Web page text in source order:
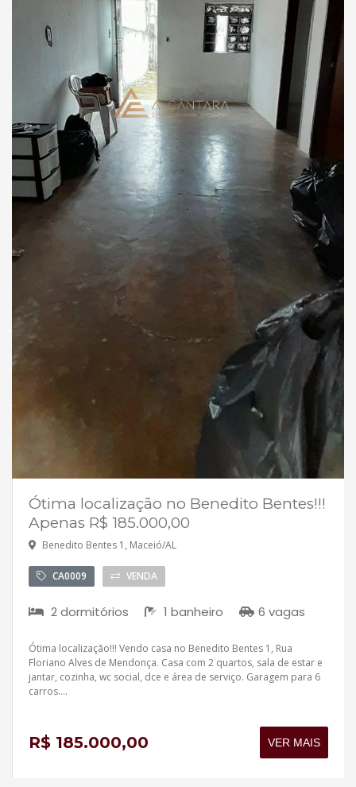
Ótima localização no Benedito Bentes!!!
Apenas R$ 185.000,00
Benedito Bentes 1, Maceió/AL
CA0009 VENDA
2 dormitórios 1 banheiro 6 vagas
Ótima localização!!! Vendo casa no Benedito Bentes 1, Rua
Floriano Alves de Mendonça. Casa com 2 quartos, sala de estar e
jantar, cozinha, wc social, dce e área de serviço. Garagem para 6
carros....
R$ 185.000,00 VER MAIS